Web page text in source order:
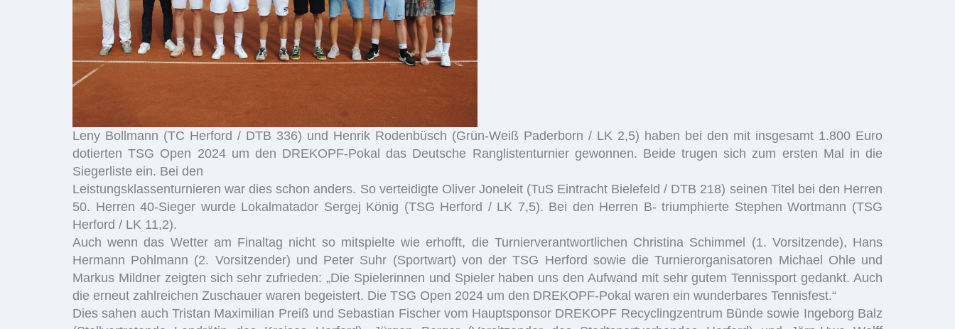
Leny Bollmann (TC Herford / DTB 336) und Henrik Rodenbüsch (Grün-Weiß Paderborn / LK 2,5) haben bei den mit insgesamt 1.800 Euro
dotierten TSG Open 2024 um den DREKOPF-Pokal das Deutsche Ranglistenturnier gewonnen. Beide trugen sich zum ersten Mal in die
Siegerliste ein. Bei den
Leistungsklassenturnieren war dies schon anders. So verteidigte Oliver Joneleit (TuS Eintracht Bielefeld / DTB 218) seinen Titel bei den Herren
50. Herren 40-Sieger wurde Lokalmatador Sergej König (TSG Herford / LK 7,5). Bei den Herren B- triumphierte Stephen Wortmann (TSG
Herford / LK 11,2).
Auch wenn das Wetter am Finaltag nicht so mitspielte wie erhofft, die Turnierverantwortlichen Christina Schimmel (1. Vorsitzende), Hans
Hermann Pohlmann (2. Vorsitzender) und Peter Suhr (Sportwart) von der TSG Herford sowie die Turnierorganisatoren Michael Ohle und
Markus Mildner zeigten sich sehr zufrieden: „Die Spielerinnen und Spieler haben uns den Aufwand mit sehr gutem Tennissport gedankt. Auch
die erneut zahlreichen Zuschauer waren begeistert. Die TSG Open 2024 um den DREKOPF-Pokal waren ein wunderbares Tennisfest.“
Dies sahen auch Tristan Maximilian Preiß und Sebastian Fischer vom Hauptsponsor DREKOPF Recyclingzentrum Bünde sowie Ingeborg Balz